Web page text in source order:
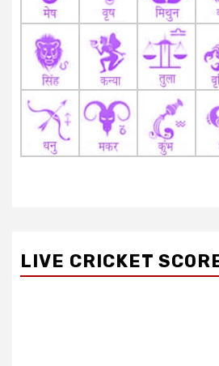
LIVE CRICKET